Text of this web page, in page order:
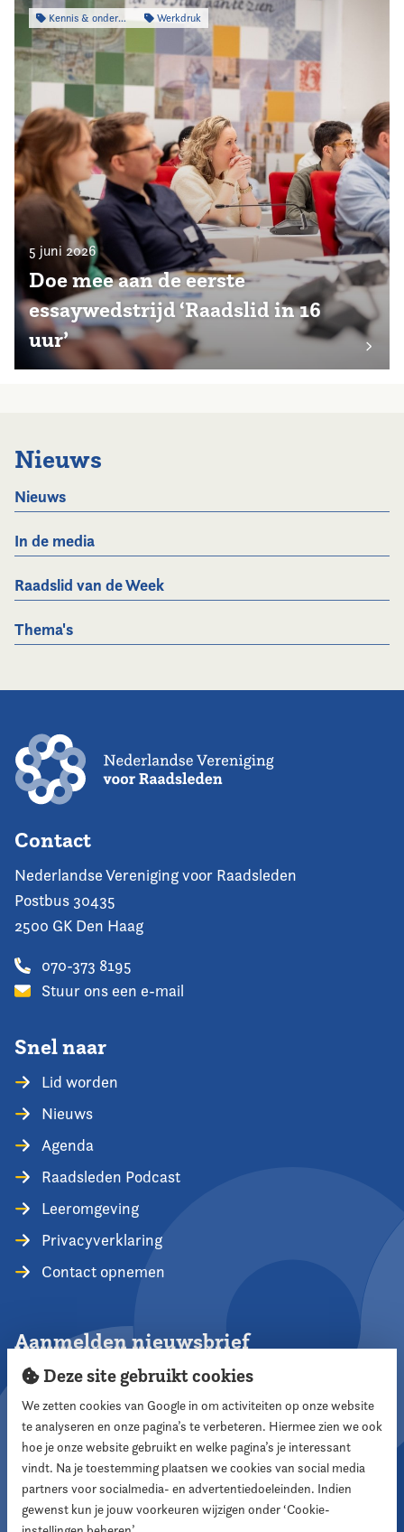
Kennis & onderzoek Werkdruk
5 juni 2026
Doe mee aan de eerste
essaywedstrijd ‘Raadslid in 16
uur’
Nieuws
Nieuws
In de media
Raadslid van de Week
Thema's
Contact
Nederlandse Vereniging voor Raadsleden
Postbus 30435
2500 GK Den Haag
070-373 8195
Stuur ons een e-mail
Snel naar
Lid worden
Nieuws
Agenda
Raadsleden Podcast
Leeromgeving
Privacyverklaring
Contact opnemen
Aanmelden nieuwsbrief
Aanmelden
Volg ons
Deze site gebruikt cookies
We zetten cookies van Google in om activiteiten op onze website
te analyseren en onze pagina’s te verbeteren. Hiermee zien we ook
hoe je onze website gebruikt en welke pagina’s je interessant
vindt. Na je toestemming plaatsen we cookies van social media
partners voor socialmedia- en advertentiedoeleinden. Indien
gewenst kun je jouw voorkeuren wijzigen onder ‘Cookie-